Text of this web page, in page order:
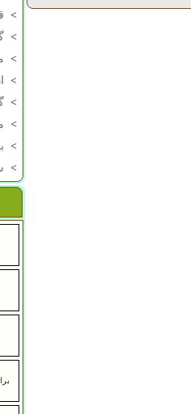
>
>
>
>
>
>
>
>